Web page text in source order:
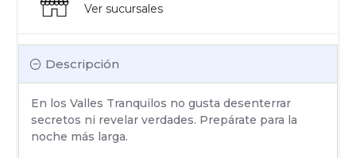
Descripción
En los Valles Tranquilos no gusta desenterrar
secretos ni revelar verdades. Prepárate para la
noche más larga.
Ver sucursales